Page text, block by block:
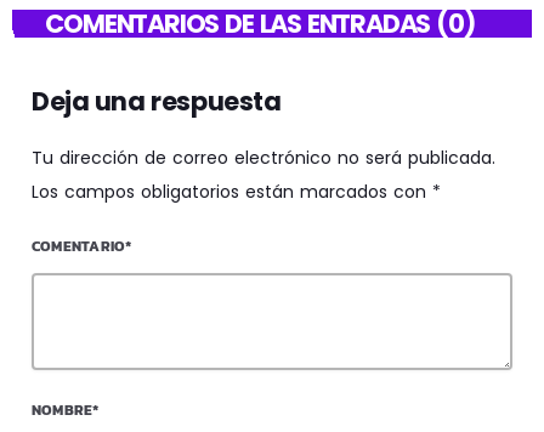
COMENTARIOS DE LAS ENTRADAS (0)
Deja una respuesta
Tu dirección de correo electrónico no será publicada.
Los campos obligatorios están marcados con *
COMENTARIO*
NOMBRE*